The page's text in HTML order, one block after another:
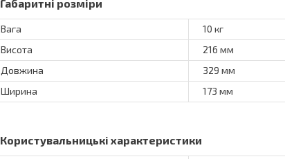
Габаритні розміри
Вага
10 кг
Висота
216 мм
Довжина
329 мм
Ширина
173 мм
Користувальницькі характеристики